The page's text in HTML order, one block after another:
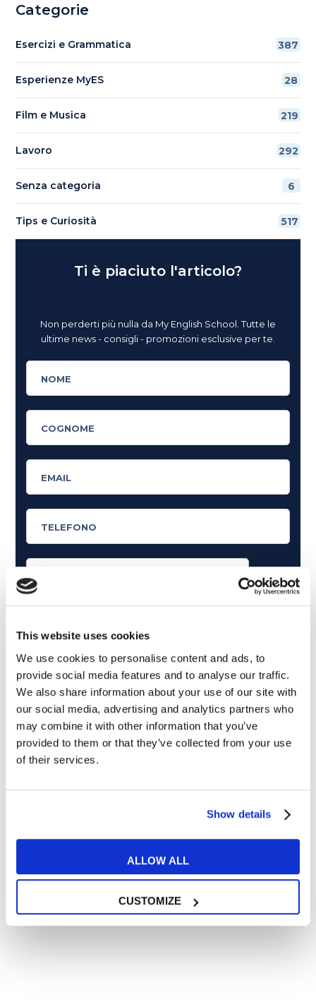
This website uses cookies
We use cookies to personalise content and ads, to
provide social media features and to analyse our traffic.
We also share information about your use of our site with
our social media, advertising and analytics partners who
may combine it with other information that you’ve
provided to them or that they’ve collected from your use
of their services.
Show details
ALLOW ALL
CUSTOMIZE
Categorie
Esercizi e Grammatica 387
Esperienze MyES 28
Film e Musica 219
Lavoro 292
Senza categoria 6
Tips e Curiosità 517
Ti è piaciuto l'articolo?
Non perderti più nulla da My English School. Tutte le
ultime news - consigli - promozioni esclusive per te.
Articoli dedicati alla grammatica inglese
Articoli dedicati a inglese nel mondo del lavoro
Articoli con tips e new sulla lingua inglese
Articoli divertenti su film e musica
In quanto di età superiore ai 16 anni, dichiaro di acconsentire
al trattamento dei miei dati personali in conformità
all’informativa privacy.
Desidero ricevere comunicazioni commerciali e promozionali